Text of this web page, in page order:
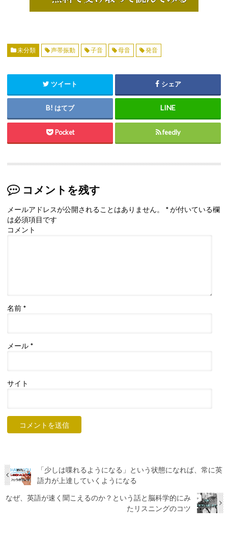
未分類 声帯振動 子音 母音 発音
ツイート シェア
はてブ
Pocket feedly
コメントを残す
メールアドレスが公開されることはありません。 *が付いている欄
は必須項目です
コメント
名前 *
メール *
サイト
「少しは喋れるようになる」という状態になれば、常に英
語力が上達していくようになる
なぜ、英語が速く聞こえるのか？という話と脳科学的にみ
たリスニングのコツ